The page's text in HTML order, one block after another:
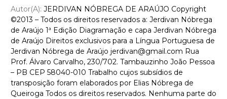
Autor(a): JERDIVAN NÓBREGA DE ARAÚJO Copyright
©2013 – Todos os direitos reservados a: Jerdivan Nóbrega
de Araújo 1ª Edição Diagramação e capa Jerdivan Nóbrega
de Araújo Direitos exclusivos para a Língua Portuguesa de
Jerdivan Nóbrega de Araújo jerdivan@gmail.com Rua
Prof. Álvaro Carvalho, 230/702. Tambauzinho João Pessoa
– PB CEP 58040-010 Trabalho cujos subsídios de
transposição foram elaborados por Elias Nóbrega de
Queiroga Todos os direitos reservados. Nenhuma parte do